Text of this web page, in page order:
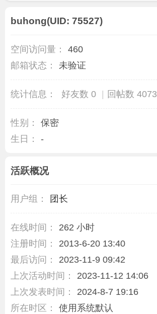
buhong(UID: 75527)
空间访问量：
460
邮箱状态：
未验证
统计信息： 好友数 0 | 回帖数 4073
性别：
保密
生日：
-
活跃概况
用户组： 团长
在线时间：
262 小时
注册时间：
2013-6-20 13:40
最后访问：
2023-11-9 09:42
上次活动时间：
2023-11-12 14:06
上次发表时间：
2024-8-7 19:16
所在时区：
使用系统默认